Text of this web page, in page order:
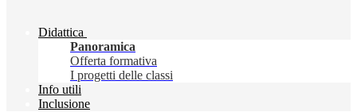
Didattica
Panoramica
Offerta formativa
I progetti delle classi
Info utili
Inclusione